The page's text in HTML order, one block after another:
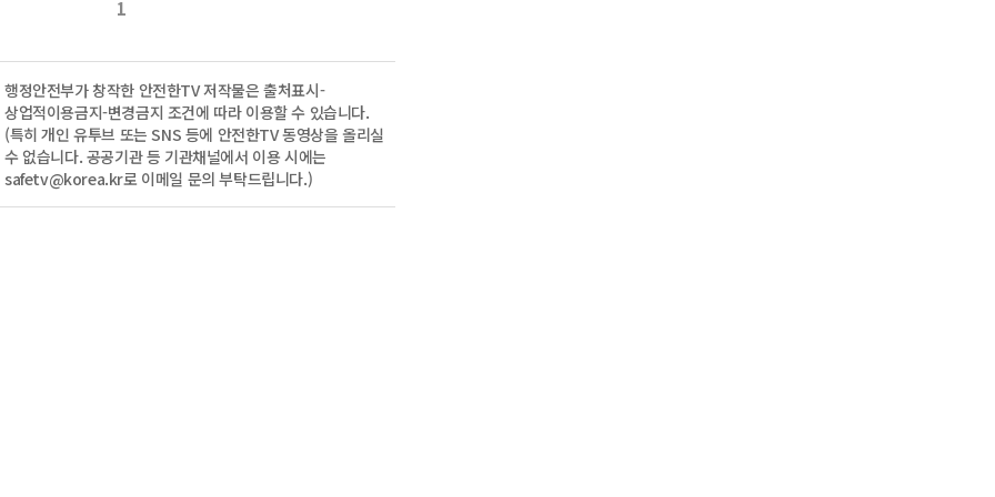
1
행정안전부가 창작한 안전한TV 저작물은출처표시-
상업적이용금지-변경금지 조건에 따라 이용할 수 있습니다.
(특히 개인 유투브 또는 SNS 등에 안전한TV 동영상을 올리실
수 없습니다. 공공기관 등 기관채널에서 이용 시에는
safetv@korea.kr로 이메일 문의 부탁드립니다.)